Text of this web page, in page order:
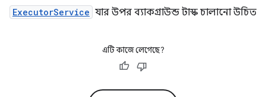
ExecutorService যার উপর ব্যাকগ্রাউন্ড টাস্ক চালানো উচিত
এটি কাজে লেগেছে?